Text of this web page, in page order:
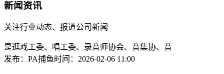
新闻资讯
关注行业动态、报道公司新闻
是逛戏工委、唱工委、录音师协会、音集协、音
发布：PA捕鱼时间：2026-02-06 11:00